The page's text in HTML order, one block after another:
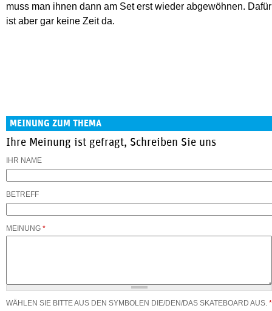
muss man ihnen dann am Set erst wieder abgewöhnen. Dafür
ist aber gar keine Zeit da.
MEINUNG ZUM THEMA
Ihre Meinung ist gefragt, Schreiben Sie uns
IHR NAME
BETREFF
MEINUNG *
WÄHLEN SIE BITTE AUS DEN SYMBOLEN DIE/DEN/DAS SKATEBOARD AUS. *